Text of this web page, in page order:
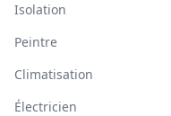
Isolation
Peintre
Climatisation
Électricien